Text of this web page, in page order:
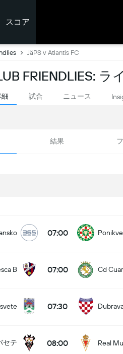
スコア
JäPS v Atlantis FC
FRIENDLIES: ラ
試合 ニュース
結果
07:00 Ponikve
B 07:00 Cd
07:30
セテ 08:00 Real